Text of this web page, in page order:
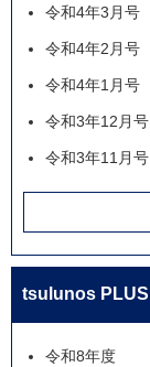
令和4年3月号
令和4年2月号
令和4年1月号
令和3年12月号
令和3年11月号
tsulunos PLUS
令和8年度